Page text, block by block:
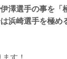
澤選手の事を「
浜崎選手を極め